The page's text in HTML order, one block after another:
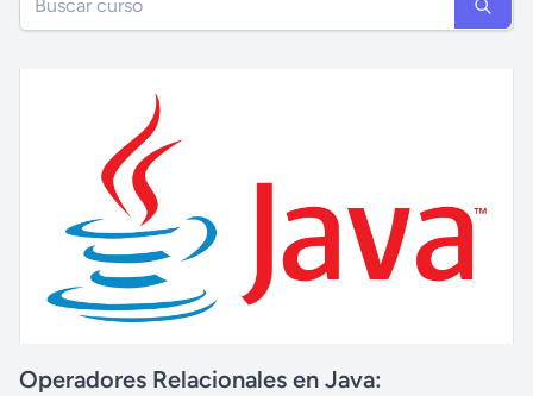
Operadores Relacionales en Java: